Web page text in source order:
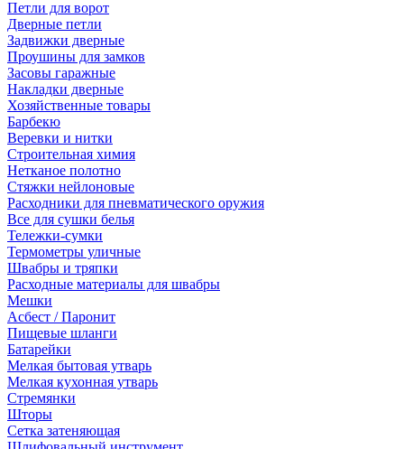
Петли для ворот
Дверные петли
Задвижки дверные
Проушины для замков
Засовы гаражные
Накладки дверные
Хозяйственные товары
Барбекю
Веревки и нитки
Строительная химия
Нетканое полотно
Стяжки нейлоновые
Расходники для пневматического оружия
Все для сушки белья
Тележки-сумки
Термометры уличные
Швабры и тряпки
Расходные материалы для швабры
Мешки
Асбест / Паронит
Пищевые шланги
Батарейки
Мелкая бытовая утварь
Мелкая кухонная утварь
Стремянки
Шторы
Сетка затеняющая